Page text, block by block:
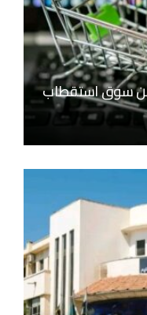
من سوق استقطاب